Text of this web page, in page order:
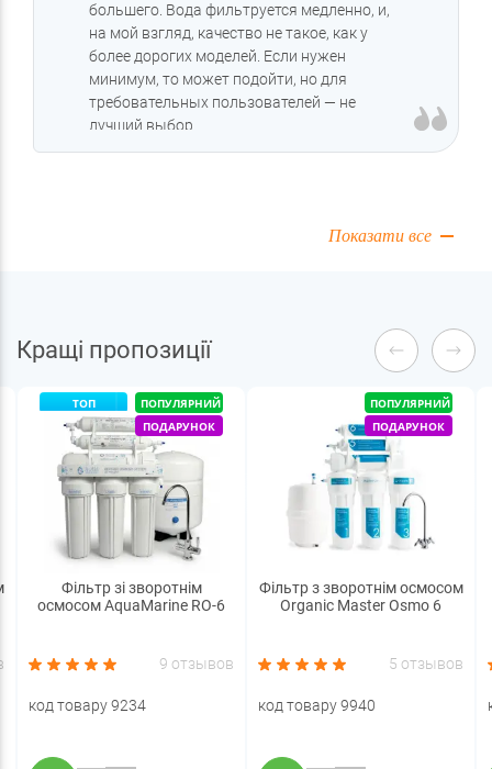
большего. Вода фильтруется медленно, и,
на мой взгляд, качество не такое, как у
более дорогих моделей. Если нужен
минимум, то может подойти, но для
требовательных пользователей — не
лучший выбор
Показати все
Кращі пропозиції
ТОП
ПОПУЛЯРНИЙ
ПОДАРУНОК
Фільтр зі зворотнім
осмосом AquaMarine RO-6
9 отзывов
код товару 9234
ПОПУЛЯРНИЙ
ПОДАРУНОК
Фільтр з зворотнім осмосом
Organic Master Osmo 6
5 отзывов
код товару 9940